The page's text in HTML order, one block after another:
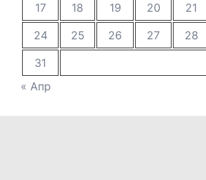
17
18 19 20 21
24
25 26 27 28
31
« Апр